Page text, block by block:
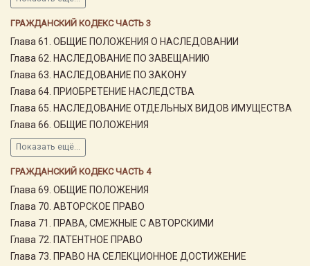
ГРАЖДАНСКИЙ КОДЕКС ЧАСТЬ 3
Глава 61. ОБЩИЕ ПОЛОЖЕНИЯ О НАСЛЕДОВАНИИ
Глава 62. НАСЛЕДОВАНИЕ ПО ЗАВЕЩАНИЮ
Глава 63. НАСЛЕДОВАНИЕ ПО ЗАКОНУ
Глава 64. ПРИОБРЕТЕНИЕ НАСЛЕДСТВА
Глава 65. НАСЛЕДОВАНИЕ ОТДЕЛЬНЫХ ВИДОВ ИМУЩЕСТВА
Глава 66. ОБЩИЕ ПОЛОЖЕНИЯ
Показать ещё...
ГРАЖДАНСКИЙ КОДЕКС ЧАСТЬ 4
Глава 69. ОБЩИЕ ПОЛОЖЕНИЯ
Глава 70. АВТОРСКОЕ ПРАВО
Глава 71. ПРАВА, СМЕЖНЫЕ С АВТОРСКИМИ
Глава 72. ПАТЕНТНОЕ ПРАВО
Глава 73. ПРАВО НА СЕЛЕКЦИОННОЕ ДОСТИЖЕНИЕ